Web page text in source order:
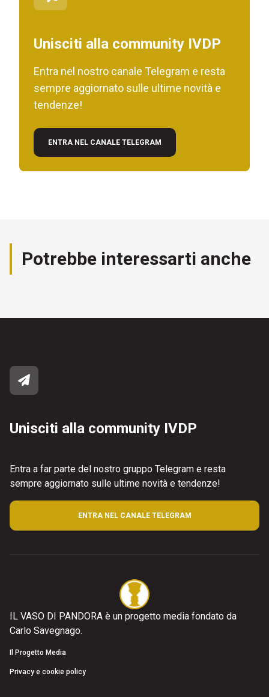
Unisciti alla community IVDP
Entra nel nostro canale Telegram e resta
sempre aggiornato sulle ultime novità e
tendenze!
ENTRA NEL CANALE TELEGRAM
Potrebbe interessarti anche
Unisciti alla community IVDP
Entra a far parte del nostro gruppo Telegram e resta
sempre aggiornato sulle ultime novità e tendenze!
ENTRA NEL CANALE TELEGRAM
IL VASO DI PANDORA è un progetto media fondato da
Carlo Savegnago.
Il Progetto Media
Privacy e cookie policy